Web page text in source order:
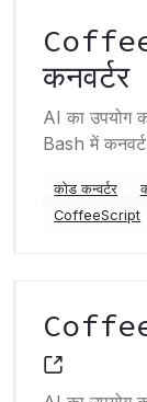
कनवर्टर
AI का उपयोग
Bash में
कोड कन्वर्टर
CoffeeScript